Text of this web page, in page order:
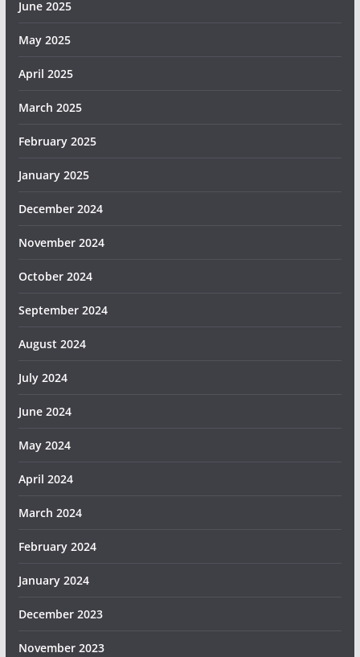
June 2025
May 2025
April 2025
March 2025
February 2025
January 2025
December 2024
November 2024
October 2024
September 2024
August 2024
July 2024
June 2024
May 2024
April 2024
March 2024
February 2024
January 2024
December 2023
November 2023